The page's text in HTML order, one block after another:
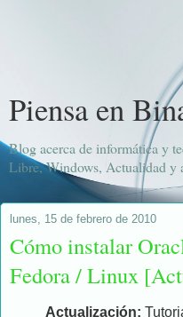
Piensa en
Blog acerca de informática y
Libre, Windows, Actualidad y
lunes, 15 de febrero de 2010
Cómo instalar
Fedora / Linux
Actualización: